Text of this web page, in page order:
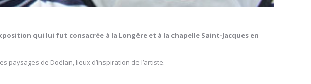
qui lui fut consacrée à la Longère et à la chapelle Saint-Jacques en
paysages de Doëlan, lieux d’inspiration de l’artiste.